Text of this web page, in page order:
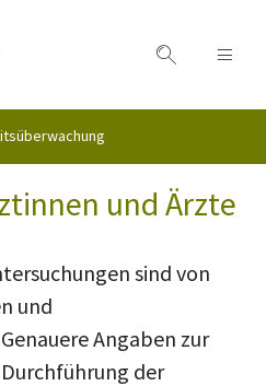
und Ärzte
sind von
und
Angaben zur
der